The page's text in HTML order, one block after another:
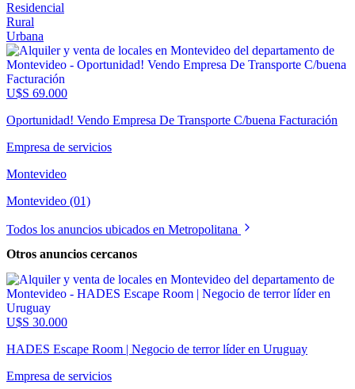
Residencial
Rural
Urbana
U$S 69.000
Oportunidad! Vendo Empresa De Transporte C/buena Facturación
Empresa de servicios
Montevideo
Montevideo (01)
Todos los anuncios ubicados en Metropolitana
Otros anuncios cercanos
U$S 30.000
HADES Escape Room | Negocio de terror líder en Uruguay
Empresa de servicios